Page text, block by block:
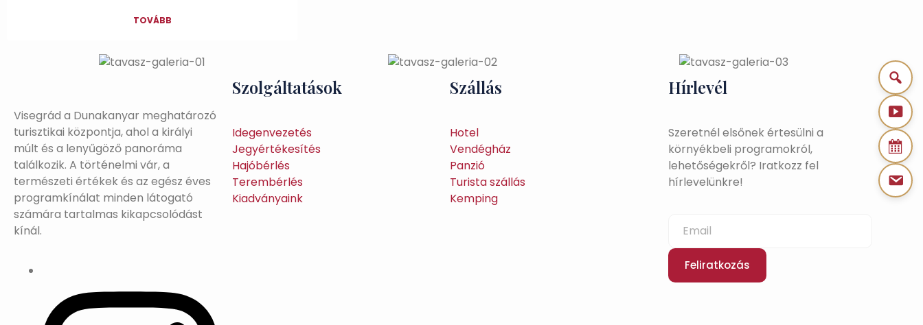
TOVÁBB
Visegrád a Dunakanyar meghatározó
turisztikai központja, ahol a királyi
múlt és a lenyűgöző panoráma
találkozik. A történelmi vár, a
természeti értékek és az egész éves
programkínálat minden látogató
számára tartalmas kikapcsolódást
kínál.
Szolgáltatások
Idegenvezetés
Jegyértékesítés
Hajóbérlés
Terembérlés
Kiadványaink
Szállás
Hotel
Vendégház
Panzió
Turista szállás
Kemping
Hírlevél
Szeretnél elsőnek értesülni a
környékbeli programokról,
lehetőségekről? Iratkozz fel
hírlevelünkre!
Feliratkozás